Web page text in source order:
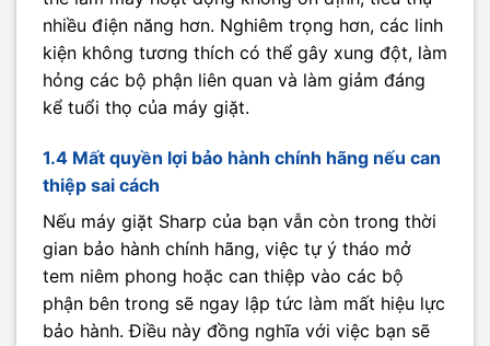
nhiều điện năng hơn. Nghiêm trọng hơn, các linh
kiện không tương thích có thể gây xung đột, làm
hỏng các bộ phận liên quan và làm giảm đáng
kể tuổi thọ của máy giặt.
1.4 Mất quyền lợi bảo hành chính hãng nếu can
thiệp sai cách
Nếu máy giặt Sharp của bạn vẫn còn trong thời
gian bảo hành chính hãng, việc tự ý tháo mở
tem niêm phong hoặc can thiệp vào các bộ
phận bên trong sẽ ngay lập tức làm mất hiệu lực
bảo hành. Điều này đồng nghĩa với việc bạn sẽ